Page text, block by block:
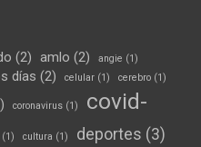
(2) amlo (2) angie (1)
días (2) celular(1) cerebro(1)
coronavirus(1)
covid-
(1) cultura (1) deportes (3)